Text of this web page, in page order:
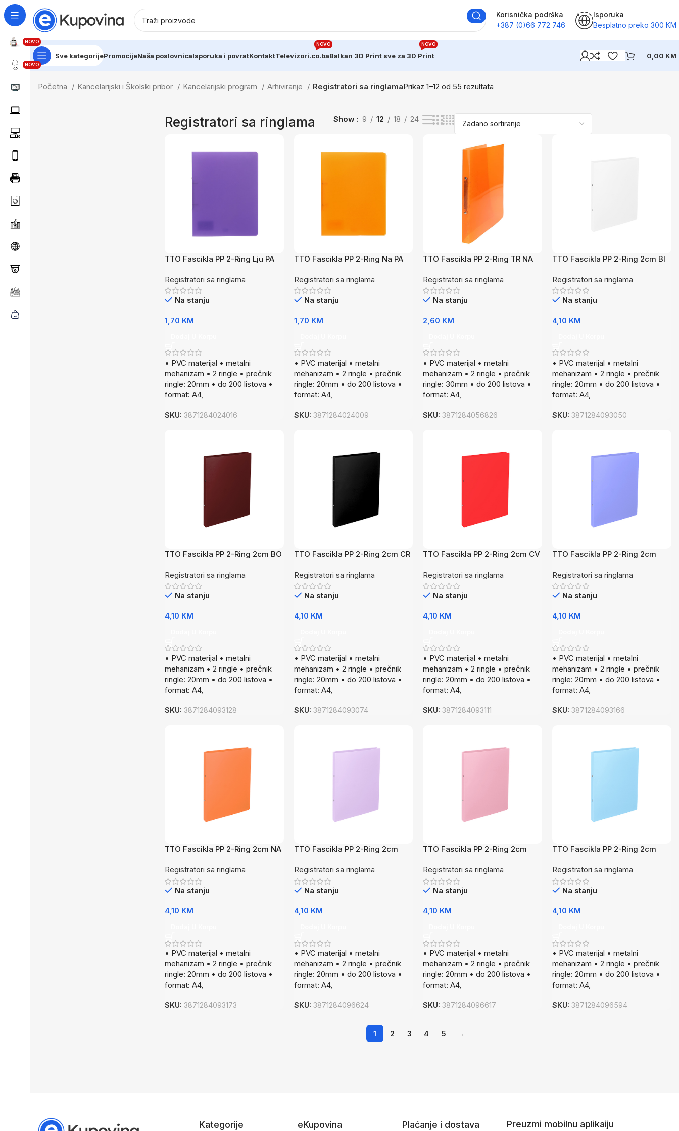
NOVO
NOVO
Korisnička podrška
+387 (0)66 772 746
Isporuka
Besplatno preko 300 KM
Sve kategorijePromocijeNaša poslovnicaIsporuka i povratKontaktTelevizori.co.ba
NOVO
Balkan 3D Print sve za 3D Print
NOVO
0,00 KM
Početna Kancelarijski i Školski pribor Kancelarijski program Arhiviranje Registratori sa ringlamaPrikaz 1–12 od 55 rezultata
Registratori sa ringlama Show 9 12 18 24
TTO Fascikla PP 2-Ring Lju PA
Registratori sa ringlama
Na stanju
1,70 KM
• PVC materijal • metalni
mehanizam • 2 ringle • prečnik
ringle: 20mm • do 200 listova •
format: A4,
SKU: 3871284024016
TTO Fascikla PP 2-Ring Na PA
Registratori sa ringlama
Na stanju
1,70 KM
• PVC materijal • metalni
mehanizam • 2 ringle • prečnik
ringle: 20mm • do 200 listova •
format: A4,
SKU: 3871284024009
TTO Fascikla PP 2-Ring TR NA
Registratori sa ringlama
Na stanju
2,60 KM
• PVC materijal • metalni
mehanizam • 2 ringle • prečnik
ringle: 30mm • do 200 listova •
format: A4,
SKU:3871284056826
TTO Fascikla PP 2-Ring 2cm BI
Registratori sa ringlama
Na stanju
4,10 KM
• PVC materijal • metalni
mehanizam • 2 ringle • prečnik
ringle: 20mm • do 200 listova •
format: A4,
SKU:3871284093050
TTO Fascikla PP 2-Ring 2cm BO
Registratori sa ringlama
Na stanju
4,10 KM
• PVC materijal • metalni
mehanizam • 2 ringle • prečnik
ringle: 20mm • do 200 listova •
format: A4,
SKU: 3871284093128
TTO Fascikla PP 2-Ring 2cm CR
Registratori sa ringlama
Na stanju
4,10 KM
• PVC materijal • metalni
mehanizam • 2 ringle • prečnik
ringle: 20mm • do 200 listova •
format: A4,
SKU: 3871284093074
TTO Fascikla PP 2-Ring 2cm CV
Registratori sa ringlama
Na stanju
4,10 KM
• PVC materijal • metalni
mehanizam • 2 ringle • prečnik
ringle: 20mm • do 200 listova •
format: A4,
SKU:3871284093111
TTO Fascikla PP 2-Ring 2cm
Registratori sa ringlama
Na stanju
4,10 KM
• PVC materijal • metalni
mehanizam • 2 ringle • prečnik
ringle: 20mm • do 200 listova •
format: A4,
SKU:3871284093166
TTO Fascikla PP 2-Ring 2cm NA
Registratori sa ringlama
Na stanju
4,10 KM
• PVC materijal • metalni
mehanizam • 2 ringle • prečnik
ringle: 20mm • do 200 listova •
format: A4,
SKU: 3871284093173
TTO Fascikla PP 2-Ring 2cm
Registratori sa ringlama
Na stanju
4,10 KM
• PVC materijal • metalni
mehanizam • 2 ringle • prečnik
ringle: 20mm • do 200 listova •
format: A4,
SKU: 3871284096624
TTO Fascikla PP 2-Ring 2cm
Registratori sa ringlama
Na stanju
4,10 KM
• PVC materijal • metalni
mehanizam • 2 ringle • prečnik
ringle: 20mm • do 200 listova •
format: A4,
SKU:3871284096617
TTO Fascikla PP 2-Ring 2cm
Registratori sa ringlama
Na stanju
4,10 KM
• PVC materijal • metalni
mehanizam • 2 ringle • prečnik
ringle: 20mm • do 200 listova •
format: A4,
SKU:3871284096594
1 2 3 4 5 →
Kategorije eKupovina Plaćanje i dostava Preuzmi mobilnu aplikaiju